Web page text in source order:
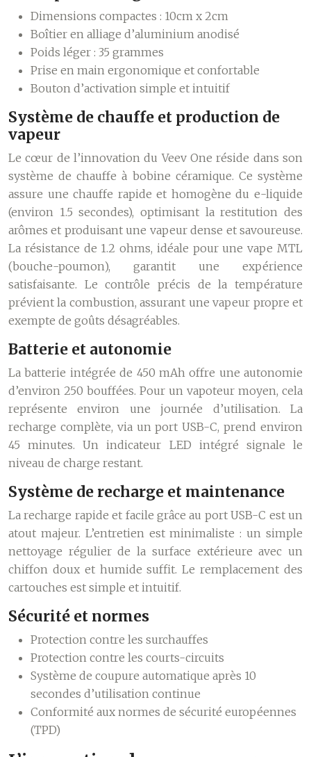
Dimensions compactes : 10cm x 2cm
Boîtier en alliage d’aluminium anodisé
Poids léger : 35 grammes
Prise en main ergonomique et confortable
Bouton d’activation simple et intuitif
Système de chauffe et production de
vapeur
Le cœur de l’innovation du Veev One réside dans son
système de chauffe à bobine céramique. Ce système
assure une chauffe rapide et homogène du e-liquide
(environ 1.5 secondes), optimisant la restitution des
arômes et produisant une vapeur dense et savoureuse.
La résistance de 1.2 ohms, idéale pour une vape MTL
(bouche-poumon), garantit une expérience
satisfaisante. Le contrôle précis de la température
prévient la combustion, assurant une vapeur propre et
exempte de goûts désagréables.
Batterie et autonomie
La batterie intégrée de 450 mAh offre une autonomie
d’environ 250 bouffées. Pour un vapoteur moyen, cela
représente environ une journée d’utilisation. La
recharge complète, via un port USB-C, prend environ
45 minutes. Un indicateur LED intégré signale le
niveau de charge restant.
Système de recharge et maintenance
La recharge rapide et facile grâce au port USB-C est un
atout majeur. L’entretien est minimaliste : un simple
nettoyage régulier de la surface extérieure avec un
chiffon doux et humide suffit. Le remplacement des
cartouches est simple et intuitif.
Sécurité et normes
Protection contre les surchauffes
Protection contre les courts-circuits
Système de coupure automatique après 10
secondes d’utilisation continue
Conformité aux normes de sécurité européennes
(TPD)